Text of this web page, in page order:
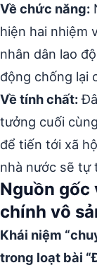
Về chức năng:
hiện hai nhiệm
nhân dân lao
động chống lại
Về tính chất:
tưởng cuối
để tiến tới xã
nhà nước sẽ tự
Nguồn gốc
chính vô
Khái niệm
trong loạt bài